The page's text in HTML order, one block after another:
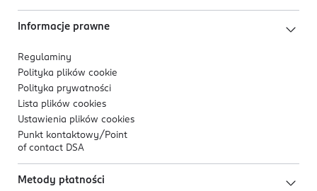
Informacje prawne
Regulaminy
Polityka plików cookie
Polityka prywatności
Lista plików cookies
Ustawienia plików cookies
Punkt kontaktowy/ Point
of contact DSA
Metody płatności